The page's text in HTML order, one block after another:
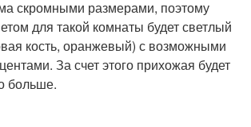
скромными размерами, поэтому
для такой комнаты будет светлый
кость, оранжевый) с возможными
За счет этого прихожая будет
больше.